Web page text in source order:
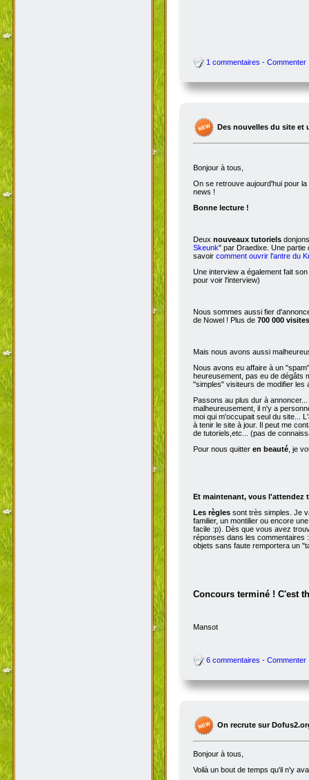
1 commentaires - Commenter
Des nouvelles du site
Bonjour à tous,
On se retrouve aujourd'hui pour
news !
Bonne lecture !
Deux nouveaux tutoriels
Skeunk" par Draedixe. Une partie
savoir comment ouvrir l'antre du
Une interview a également fait
pour voir l'interview)
Nous sommes aussi fier
de Nowel ! Plus de 700 000 visites
Mais nous avons aussi
Nous avons eu affaire à un
heureusement, pas eu de dégâts
"simples" visiteurs de modifier
Passons au plus dur à
malheureusement, il n'y a
moi qui m'occupait seul du site...
à tenir le site à jour. Il peut me
de tutoriels,etc... (pas de
Pour nous quitter en beauté, je
Et maintenant, vous l'attendez
Les règles sont très simples. Je
familier, un montilier ou encore
facile :p). Dès que vous avez
réponses dans les commentaires
objets sans faute remportera un
Concours terminé ! C'est
Mansot
6 commentaires - Commenter
On recrute sur
Bonjour à tous,
Voilà un bout de temps qu'il n'y